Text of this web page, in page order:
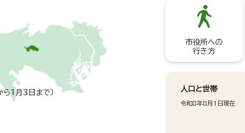
ら1月3日まで）
市役所への
行き方
人口と世帯
令和8年8月1日現在